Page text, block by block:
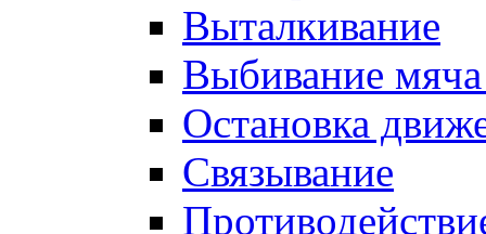
Выталкивание
Выбивание
Остановка
Связывание